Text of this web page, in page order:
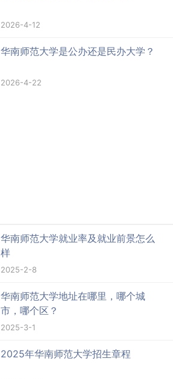
2026-4-12
华南师范大学是公办还是民办大学？
2026-4-22
华南师范大学就业率及就业前景怎么
样
2025-2-8
华南师范大学地址在哪里，哪个城
市，哪个区？
2025-3-1
2025年华南师范大学招生章程